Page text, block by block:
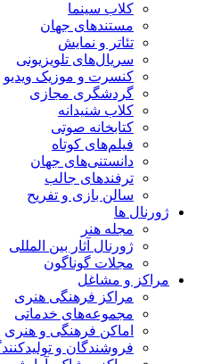
کلاب سینما
مستندهای جهان
تئاتر و نمایش
سریال‌های تلویزیونی
کنسرت و موزیک ویدیو
گردشگری مجازی
کلاب شنیدانه
کتابخانه صوتی
فیلم‌های کوتاه
دانستنی‌های جهان
ترفندهای جالب
سالن بازی و تفریح
ژورنال ها
مجله هنر
ژورنال آثار بین المللی
مجلات گوناگون
مراکز و مشاغل
مراکز فرهنگی هنری
مجموعه‌های خدماتی
اماکن فرهنگی و هنری
فروشندگان و